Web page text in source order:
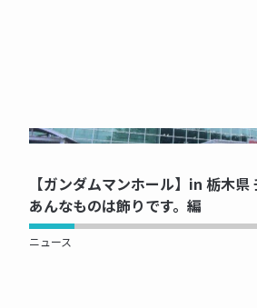
NOW PRINTING...
【ガンダムマンホール】in 栃木
あんなものは飾りです。編
ニュース